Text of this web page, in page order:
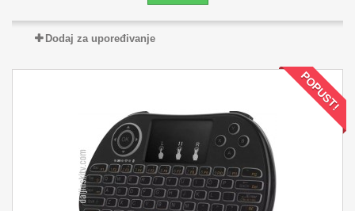
Dodaj za upoređivanje
POPUST!